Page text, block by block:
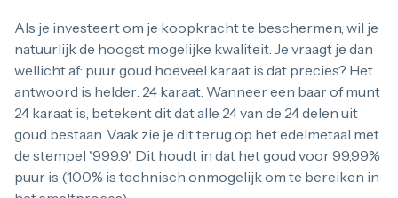
10 gram
20 gram
50 gram
100 gram
250 gram
500 gram
5 kilo
1/2 troy ounce
1/4 troy ounce
Als je investeert om je koopkracht te beschermen, wil je
natuurlijk de hoogst mogelijke kwaliteit. Je vraagt je dan
wellicht af: puur goud hoeveel karaat is dat precies? Het
antwoord is helder: 24 karaat. Wanneer een baar of munt
24 karaat is, betekent dit dat alle 24 van de 24 delen uit
goud bestaan. Vaak zie je dit terug op het edelmetaal met
de stempel '999.9'. Dit houdt in dat het goud voor 99,99%
puur is (100% is technisch onmogelijk om te bereiken in